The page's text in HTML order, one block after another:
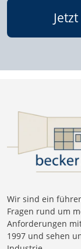
Wir sind ein
Fragen rund um
Anforderungen
1997 und sehen